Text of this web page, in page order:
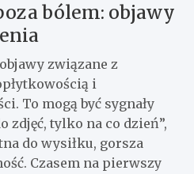
bólem: objawy
związane z
i
To mogą być sygnały
zdjęć, tylko na co dzień”,
do wysiłku, gorsza
Czasem na pierwszy